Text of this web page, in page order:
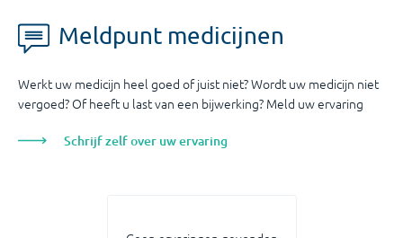
Meldpunt medicijnen
Werkt uw medicijn heel goed of juist niet? Wordt uw medicijn niet
vergoed? Of heeft u last van een bijwerking? Meld uw ervaring
Schrijf zelf over uw ervaring